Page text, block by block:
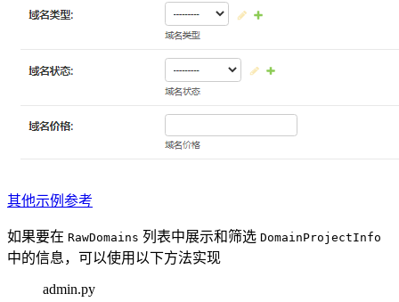
其他示例参考
如果要在 RawDomains 列表中展示和筛选 DomainProjectInfo
中的信息，可以使用以下方法实现
admin.py